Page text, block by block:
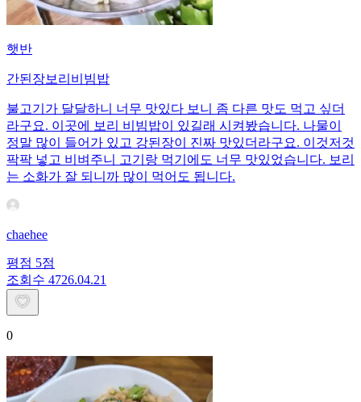
햇반
간된장보리비빔밥
불고기가 달달하니 너무 맛있다 보니 좀 다른 맛도 먹고 싶더
라구요. 이곳에 보리 비빔밥이 있길래 시켜봤습니다. 나물이
정말 많이 들어가 있고 강된장이 진짜 맛있더라구요. 이것저것
팍팍 넣고 비벼주니 고기랑 먹기에도 너무 맛있었습니다. 보리
는 소화가 잘 되니까 많이 먹어도 됩니다.
chaehee
평점 5점
조회수 4726.04.21
0